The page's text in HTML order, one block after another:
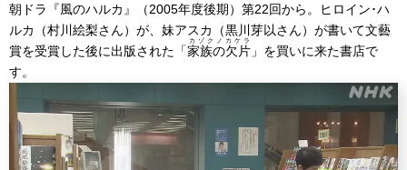
朝ドラ『風のハルカ』（2005年度後期）第22回から。ヒロイン･ハ
ルカ（村川絵梨さん）が、妹アスカ（黒川芽以さん）が書いて文藝
賞を受賞した後に出版された「家族の欠片
カゾクノカケラ
」を買いに来た書店で
す。